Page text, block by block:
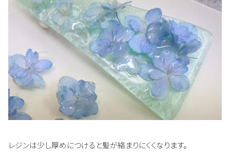
レジンは少し厚めにつけると髪が絡まりにくくなります。